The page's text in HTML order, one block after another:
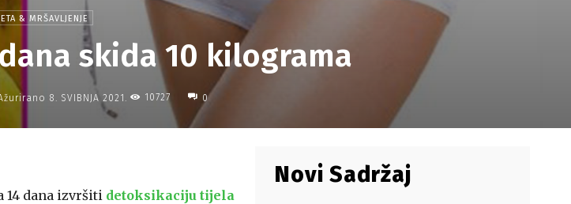
& MRŠAVLJENJE
skida 10 kilograma
8. SVIBNJA 2021. 10727 0
14 dana izvršiti detoksikaciju tijela
Novi Sadržaj